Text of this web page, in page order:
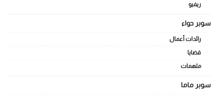
ريفيو
سوبر حواء
رائدات أعمال
قضايا
ملهمات
سوبر ماما